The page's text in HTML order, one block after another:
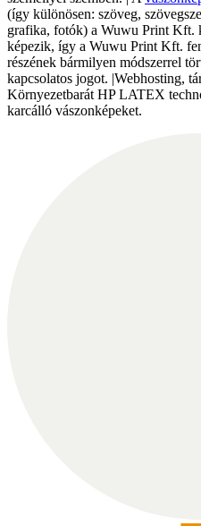
(így különösen: szöveg,
grafika, fotók) a Wuwu Print Kft.
képezik, így a Wuwu Print Kft.
részének bármilyen módszerrel
kapcsolatos jogot. |Webhosting,
Környezetbarát HP LATEX
karcálló vászonképeket.